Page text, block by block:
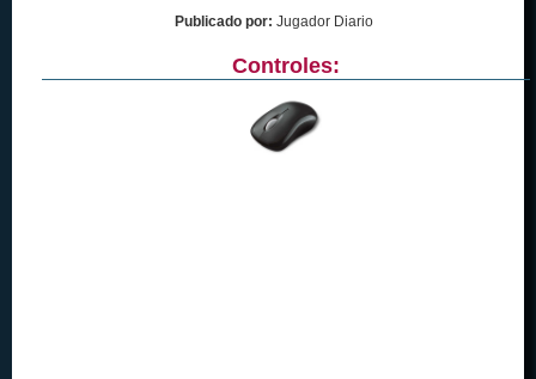
Publicado por: Jugador Diario
Controles: